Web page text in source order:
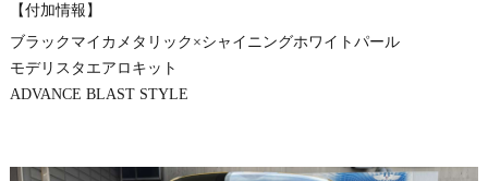
【付加情報】
ブラックマイカメタリック×シャイニングホワイトパール
モデリスタエアロキット
ADVANCE BLAST STYLE